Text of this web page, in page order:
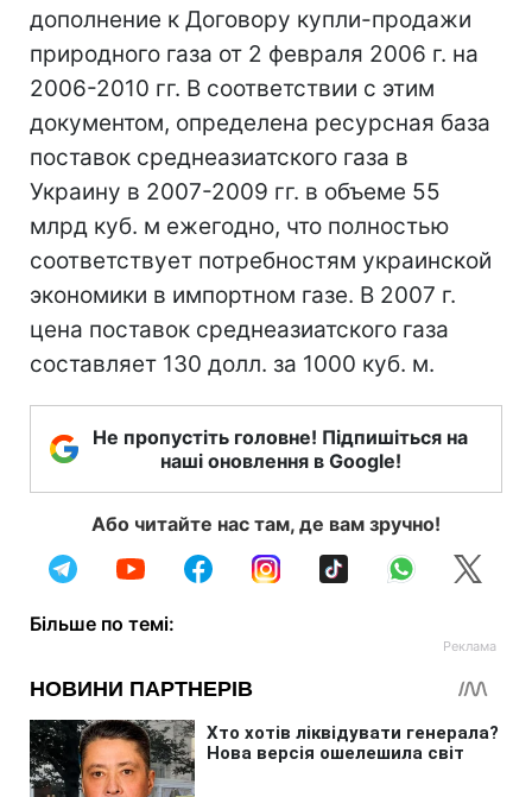
дополнение к Договору купли-продажи
природного газа от 2 февраля 2006 г. на
2006-2010 гг. В соответствии с этим
документом, определена ресурсная база
поставок среднеазиатского газа в
Украину в 2007-2009 гг. в объеме 55
млрд куб. м ежегодно, что полностью
соответствует потребностям украинской
экономики в импортном газе. В 2007 г.
цена поставок среднеазиатского газа
составляет 130 долл. за 1000 куб. м.
Не пропустіть головне! Підпишіться на
наші оновлення в Google!
Або читайте нас там, де вам зручно!
Більше по темі: